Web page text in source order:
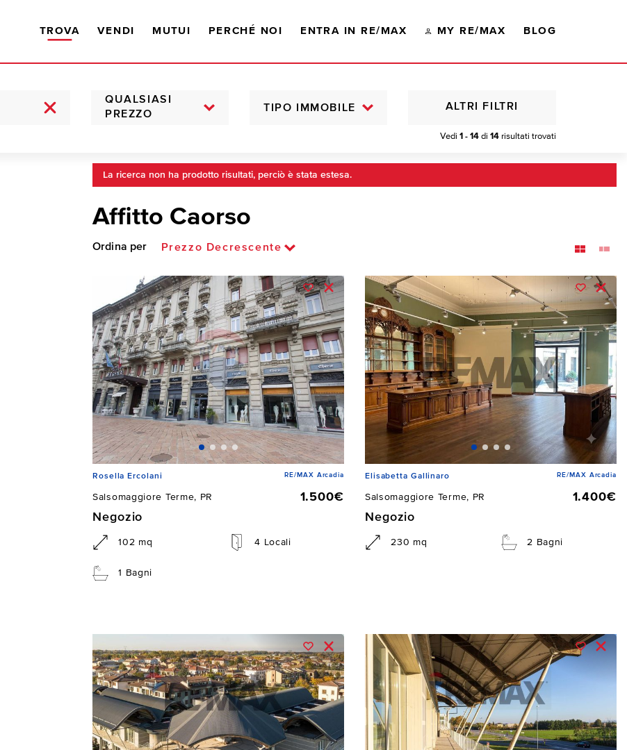
TROVA VENDI MUTUI PERCHÉ NOI ENTRA IN RE/MAX MY RE/MAX BLOG
QUALSIASI
PREZZO
TIPO IMMOBILE
Vedi 1 - 14 di 14 risultati trovati
ALTRI FILTRI
La ricerca non ha prodotto risultati, perciò è stata estesa.
Affitto Caorso
Ordina per Prezzo Decrescente
Rosella Ercolani RE/MAX Arcadia
Salsomaggiore Terme, PR
1.500€
Negozio
102 mq 4 Locali
1 Bagni
Elisabetta Gallinaro RE/MAX Arcadia
Salsomaggiore Terme, PR
1.400€
Negozio
230 mq 2 Bagni